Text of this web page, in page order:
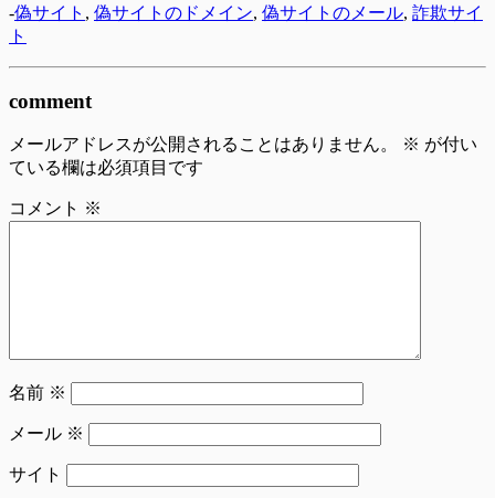
-偽サイト , 偽サイトのドメイン, 偽サイトのメール, 詐欺サイ
ト
comment
メールアドレスが公開されることはありません。 ※ が付い
ている欄は必須項目です
コメント ※
名前 ※
メール ※
サイト